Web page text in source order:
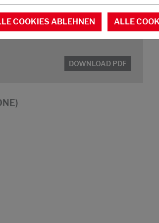
DOWNLOAD PDF
COOKIES ABLEHNEN ALLE